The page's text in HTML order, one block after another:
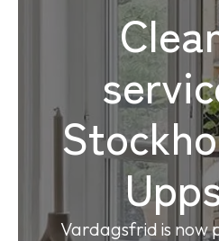
Vardagsfrid is now